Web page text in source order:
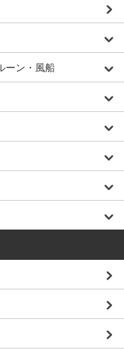
ーン・風船